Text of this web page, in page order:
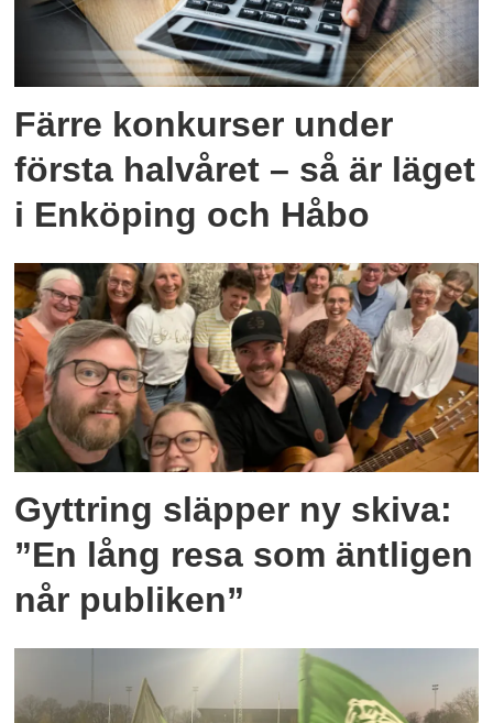
Färre konkurser under
första halvåret – så är läget
i Enköping och Håbo
Gyttring släpper ny skiva:
”En lång resa som äntligen
når publiken”